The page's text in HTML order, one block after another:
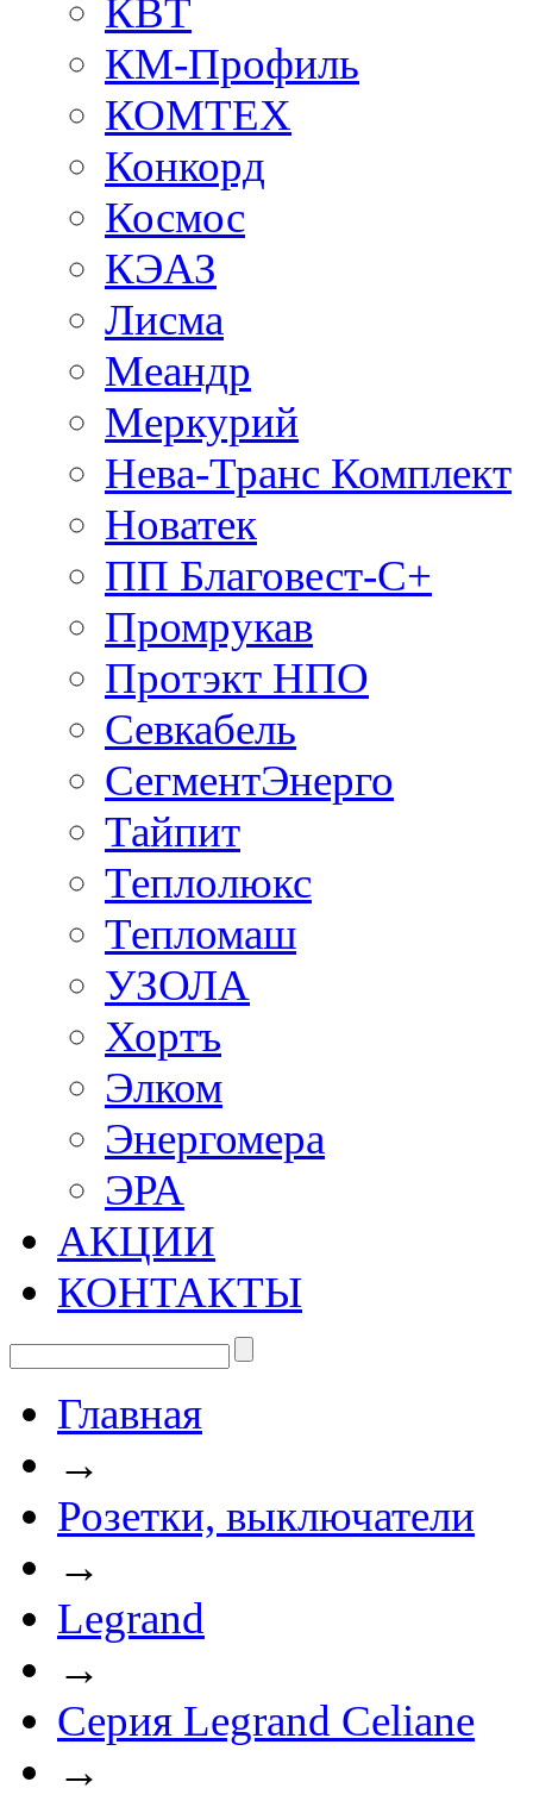
КВТ
КМ-Профиль
КОМТЕХ
Конкорд
Космос
КЭАЗ
Лисма
Меандр
Меркурий
Нева-Транс Комплект
Новатек
ПП Благовест-С+
Промрукав
Протэкт НПО
Севкабель
СегментЭнерго
Тайпит
Теплолюкс
Тепломаш
УЗОЛА
Хортъ
Элком
Энергомера
ЭРА
АКЦИИ
КОНТАКТЫ
Главная
→
Розетки, выключатели
→
Legrand
→
Серия Legrand Celiane
→